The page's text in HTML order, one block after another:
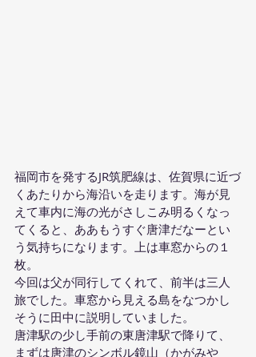
福岡市を発するJR筑肥線は、佐賀県に近づ
くあたりから海沿いを走ります。海が見
えて車内に海の光がさしこみ明るくなっ
てくると、ああもうすぐ唐津だなーとい
う気持ちになります。上は車窓からの１
枚。
今回は父が同行してくれて、前半は三人
旅でした。車窓から見える島をなつかし
そうに田中に説明していました。
唐津駅の少し手前の東唐津駅で降りて、
まずは唐津のシンボル鏡山（かがみや